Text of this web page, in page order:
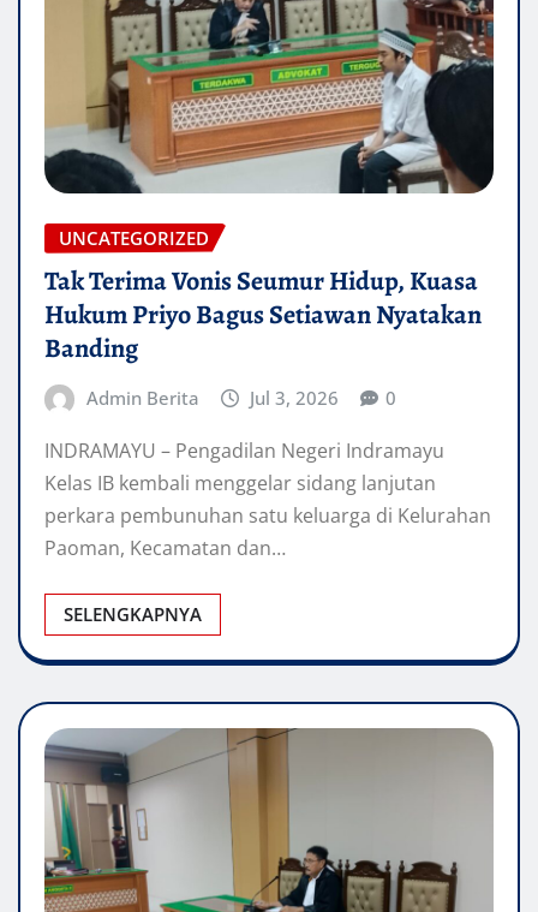
UNCATEGORIZED
Tak Terima Vonis Seumur Hidup, Kuasa
Hukum Priyo Bagus Setiawan Nyatakan
Banding
Admin Berita Jul 3, 2026 0
INDRAMAYU – Pengadilan Negeri Indramayu
Kelas IB kembali menggelar sidang lanjutan
perkara pembunuhan satu keluarga di Kelurahan
Paoman, Kecamatan dan…
SELENGKAPNYA